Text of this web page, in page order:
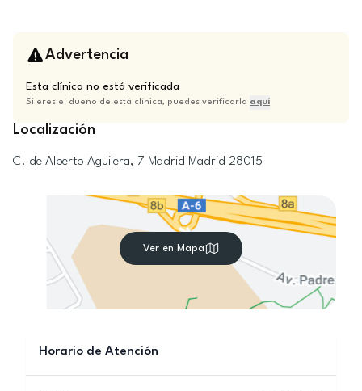
Advertencia
Esta clínica no está verificada
Si eres el dueño de está clínica, puedes verificarla aquí
Localización
C. de Alberto Aguilera, 7 Madrid Madrid 28015
Ver en Mapa
Horario de Atención